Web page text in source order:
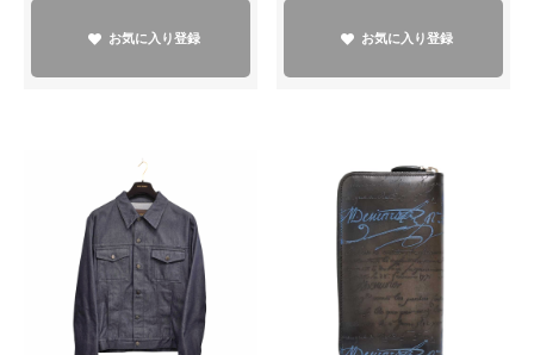
お気に入り登録 お気に入り登録